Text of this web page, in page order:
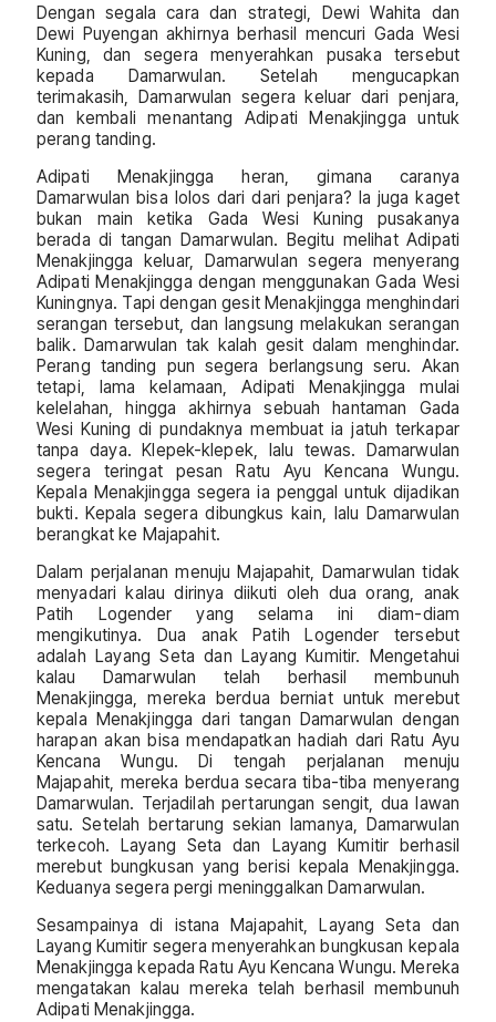
Dengan segala cara dan strategi, Dewi Wahita dan
Dewi Puyengan akhirnya berhasil mencuri Gada Wesi
Kuning, dan segera menyerahkan pusaka tersebut
kepada Damarwulan. Setelah mengucapkan
terimakasih, Damarwulan segera keluar dari penjara,
dan kembali menantang Adipati Menakjingga untuk
perang tanding.
Adipati Menakjingga heran, gimana caranya
Damarwulan bisa lolos dari dari penjara? Ia juga kaget
bukan main ketika Gada Wesi Kuning pusakanya
berada di tangan Damarwulan. Begitu melihat Adipati
Menakjingga keluar, Damarwulan segera menyerang
Adipati Menakjingga dengan menggunakan Gada Wesi
Kuningnya. Tapi dengan gesit Menakjingga menghindari
serangan tersebut, dan langsung melakukan serangan
balik. Damarwulan tak kalah gesit dalam menghindar.
Perang tanding pun segera berlangsung seru. Akan
tetapi, lama kelamaan, Adipati Menakjingga mulai
kelelahan, hingga akhirnya sebuah hantaman Gada
Wesi Kuning di pundaknya membuat ia jatuh terkapar
tanpa daya. Klepek-klepek, lalu tewas. Damarwulan
segera teringat pesan Ratu Ayu Kencana Wungu.
Kepala Menakjingga segera ia penggal untuk dijadikan
bukti. Kepala segera dibungkus kain, lalu Damarwulan
berangkat ke Majapahit.
Dalam perjalanan menuju Majapahit, Damarwulan tidak
menyadari kalau dirinya diikuti oleh dua orang, anak
Patih Logender yang selama ini diam-diam
mengikutinya. Dua anak Patih Logender tersebut
adalah Layang Seta dan Layang Kumitir. Mengetahui
kalau Damarwulan telah berhasil membunuh
Menakjingga, mereka berdua berniat untuk merebut
kepala Menakjingga dari tangan Damarwulan dengan
harapan akan bisa mendapatkan hadiah dari Ratu Ayu
Kencana Wungu. Di tengah perjalanan menuju
Majapahit, mereka berdua secara tiba-tiba menyerang
Damarwulan. Terjadilah pertarungan sengit, dua lawan
satu. Setelah bertarung sekian lamanya, Damarwulan
terkecoh. Layang Seta dan Layang Kumitir berhasil
merebut bungkusan yang berisi kepala Menakjingga.
Keduanya segera pergi meninggalkan Damarwulan.
Sesampainya di istana Majapahit, Layang Seta dan
Layang Kumitir segera menyerahkan bungkusan kepala
Menakjingga kepada Ratu Ayu Kencana Wungu. Mereka
mengatakan kalau mereka telah berhasil membunuh
Adipati Menakjingga.